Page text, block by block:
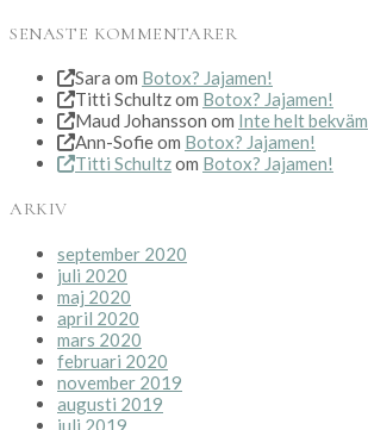
SENASTE KOMMENTARER
Sara om Botox? Jajamen!
Titti Schultzom Botox? Jajamen!
Maud Johansson om Inte helt bekväm
Ann-Sofieom Botox? Jajamen!
Titti Schultzom Botox? Jajamen!
ARKIV
september 2020
juli 2020
maj 2020
april 2020
mars 2020
februari 2020
november 2019
augusti 2019
juli 2019